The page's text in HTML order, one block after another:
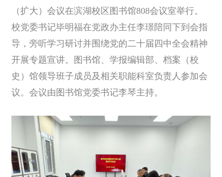
（扩大）会议在滨湖校区图书馆808会议室举行。
校党委书记毕明福在党政办主任李璟陪同下到会指
导，旁听学习研讨并围绕党的二十届四中全会精神
开展专题宣讲。图书馆、学报编辑部、档案（校
史）馆领导班子成员及相关职能科室负责人参加会
议。会议由图书馆党委书记李琴主持。